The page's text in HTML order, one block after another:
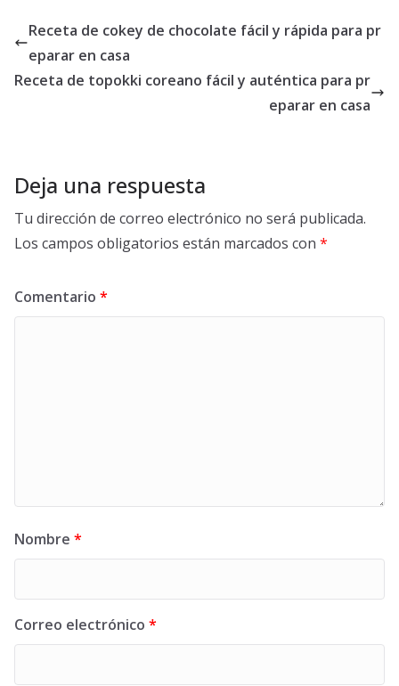
Receta de cokey de chocolate fácil y rápida para pr
eparar en casa
Receta de topokki coreano fácil y auténtica para pr
eparar en casa
Deja una respuesta
Tu dirección de correo electrónico no será publicada.
Los campos obligatorios están marcados con *
Comentario *
Nombre *
Correo electrónico *